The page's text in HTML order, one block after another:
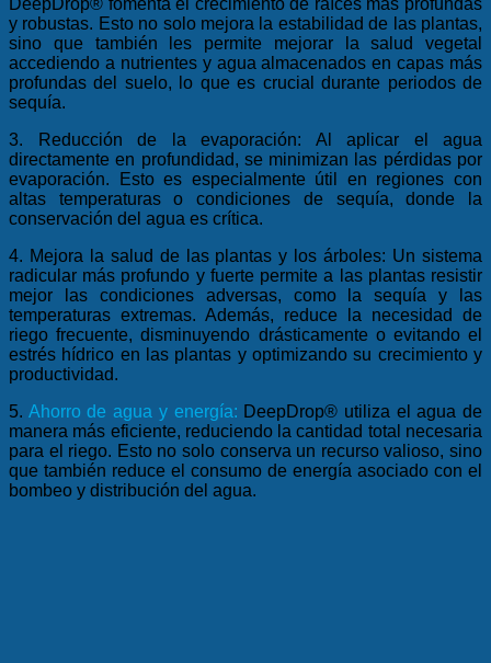
DeepDrop® fomenta el crecimiento de raíces más profundas
y robustas. Esto no solo mejora la estabilidad de las plantas,
sino que también les permite mejorar la salud vegetal
accediendo a nutrientes y agua almacenados en capas más
profundas del suelo, lo que es crucial durante periodos de
sequía.
3. Reducción de la evaporación: Al aplicar el agua
directamente en profundidad, se minimizan las pérdidas por
evaporación. Esto es especialmente útil en regiones con
altas temperaturas o condiciones de sequía, donde la
conservación del agua es crítica.
4. Mejora la salud de las plantas y los árboles: Un sistema
radicular más profundo y fuerte permite a las plantas resistir
mejor las condiciones adversas, como la sequía y las
temperaturas extremas. Además, reduce la necesidad de
riego frecuente, disminuyendo drásticamente o evitando el
estrés hídrico en las plantas y optimizando su crecimiento y
productividad.
5. Ahorro de agua y energía: DeepDrop® utiliza el agua de
manera más eficiente, reduciendo la cantidad total necesaria
para el riego. Esto no solo conserva un recurso valioso, sino
que también reduce el consumo de energía asociado con el
bombeo y distribución del agua.